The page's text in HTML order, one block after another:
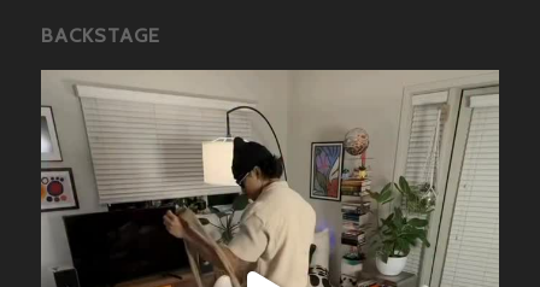
BACKSTAGE